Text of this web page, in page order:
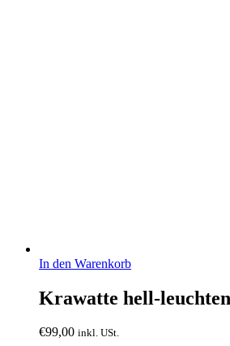
In den Warenkorb
Krawatte hell-
€99,00 inkl. USt.